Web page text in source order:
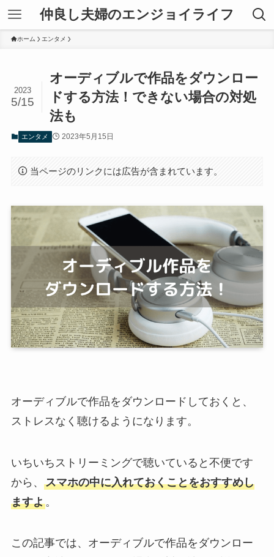
仲良し夫婦のエンジョイライフ
ホーム エンタメ
オーディブルで作品をダウンロー
ドする方法！できない場合の対処
法も
2023
5/15
エンタメ 2023年5月15日
当ページのリンクには広告が含まれています。
オーディブルで作品をダウンロードしておくと、
ストレスなく聴けるようになります。
いちいちストリーミングで聴いていると不便です
から、 スマホの中に入れておくことをおすすめし
ますよ。
この記事では、オーディブルで作品をダウンロー